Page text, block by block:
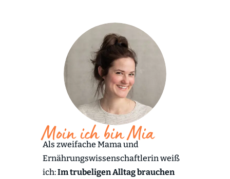
Moin ich bin Mia
Als zweifache Mama und
Ernährungswissenschaftlerin weiß
ich:Im trubeligen Alltag brauchen